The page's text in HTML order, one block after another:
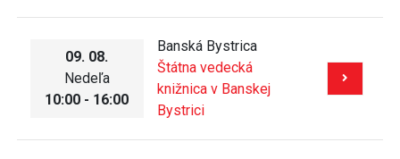
09. 08.
Nedeľa
10:00 - 16:00
Banská Bystrica
Štátna vedecká
knižnica v Banskej
Bystrici